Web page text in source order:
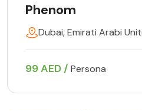
Phenom
Dubai, Emirati Arabi Uniti
99 AED / Persona